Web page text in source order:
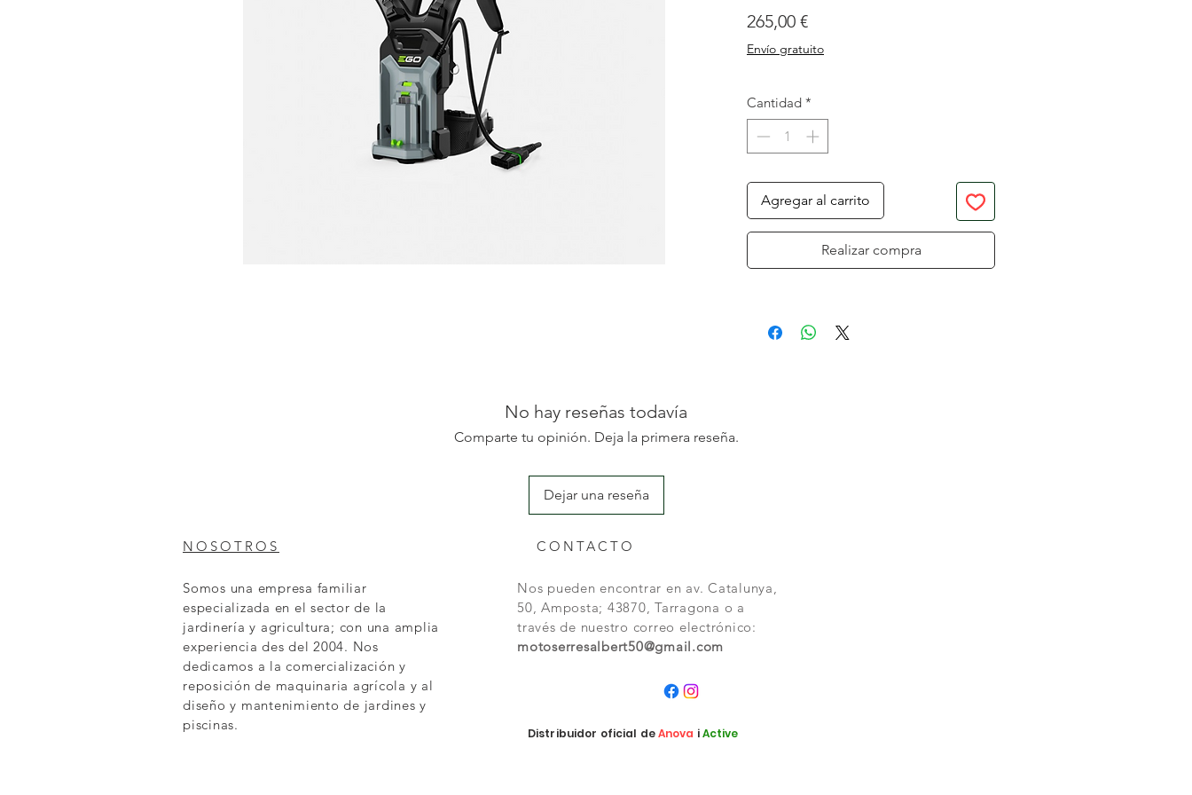
265,00 €Precio
Envío gratuito
Cantidad *
Agregar al carrito
Realizar compra
No hay reseñas todavía
Comparte tu opinión. Deja la primera reseña.
Dejar una reseña
NOSOTROS
Somos una empresa familiar
especializada en el sector de la
jardinería y agricultura; con una amplia
experiencia des del 2004. Nos
dedicamos a la comercialización y
reposición de maquinaria agrícola y al
diseño y mantenimiento de jardines y
piscinas.
CONTACTO
Nos pueden encontrar en av. Catalunya,
50, Amposta; 43870, Tarragona o a
través de nuestro correo electrónico:
motoserresalbert50@gmail.com
Distribuidor oficial deAnova iActive